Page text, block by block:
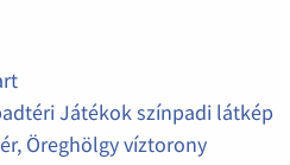
Játékok színpadi látkép
Öreghölgy víztorony